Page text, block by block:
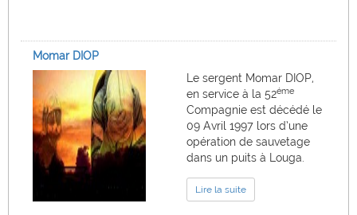
Momar DIOP
Le sergent Momar DIOP,
en service à la 52éme
Compagnie est décédé le
09 Avril 1997 lors d’une
opération de sauvetage
dans un puits à Louga.
Lire la suite